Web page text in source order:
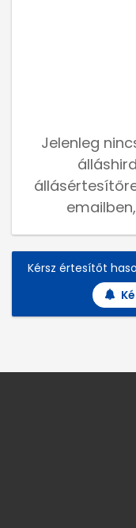
Jelenleg
Kérsz értesítőt